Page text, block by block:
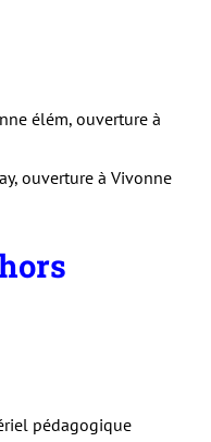
élém, ouverture à
ouverture à Vivonne
pédagogique